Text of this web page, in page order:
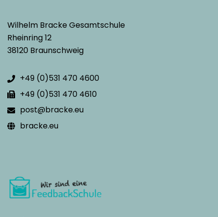
Wilhelm Bracke Gesamtschule
Rheinring 12
38120 Braunschweig
+49 (0)531 470 4600
+49 (0)531 470 4610
post@bracke.eu
bracke.eu